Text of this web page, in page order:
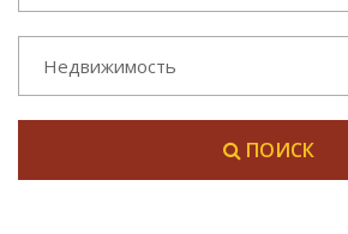
Недвижимость
ПОИСК